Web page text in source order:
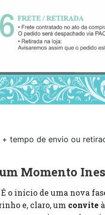
tempo de envio ou
Momento
o início de uma nova
e, claro, um convite